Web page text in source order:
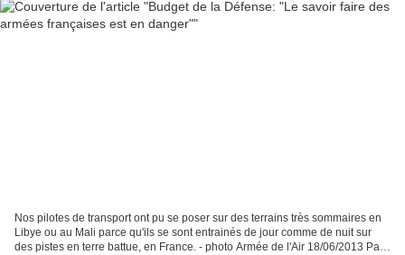
Nos pilotes de transport ont pu se poser sur des terrains très sommaires en
Libye ou au Mali parce qu'ils se sont entrainés de jour comme de nuit sur
des pistes en terre battue, en France. - photo Armée de l'Air 18/06/2013 Par